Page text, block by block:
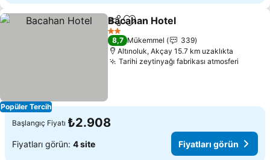
Popüler Tercih
PaylaşFavorilerime ekle
Bacahan Hotel
2 Yıldız
8,7 Mükemmel
339
Altınoluk, Akçay 15.7 km uzaklıkta
Tarihi zeytinyağı fabrikası atmosferi
Başlangıç Fiyatı ₺2.908
Fiyatları görün: 4 site Fiyatları görün